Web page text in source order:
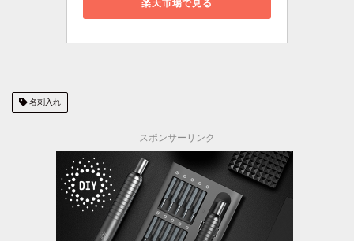
楽天市場で見る
名刺入れ
スポンサーリンク